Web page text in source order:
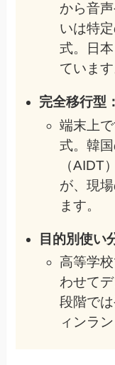
から音
いは特
式。日
ています
完全移行型：
端末上
式。韓
（AIDT
が、現
ます。
目的別使い
高等学
わせて
段階で
ィンラ